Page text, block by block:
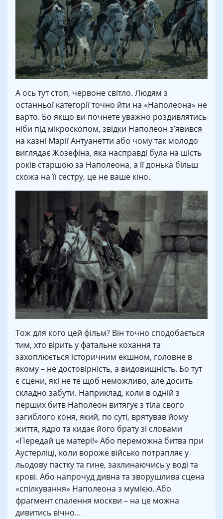
А ось тут стоп, червоне світло. Людям з
останньої категорії точно йти на «Наполеона» не
варто. Бо якщо ви почнете уважно роздивлятись
ніби під мікроскопом, звідки Наполеон з’явився
на казні Марії Антуанетти або чому так молодо
виглядає Жозефіна, яка насправді була на шість
років старшою за Наполеона, а її донька більш
схожа на її сестру, це не ваше кіно.
Тож для кого цей фільм? Він точно сподобається
тим, хто вірить у фатальне кохання та
захоплюється історичним екшном, головне в
якому – не достовірність, а видовищність. Бо тут
є сцени, які не те щоб неможливо, але досить
складно забути. Наприклад, коли в одній з
перших битв Наполеон витягує з тіла свого
загиблого коня, який, по суті, врятував йому
життя, ядро та кидає його брату зі словами
«Передай це матері!» Або переможна битва при
Аустерліці, коли вороже військо потрапляє у
льодову пастку та гине, захлинаючись у воді та
крові. Або напрочуд дивна та зворушлива сцена
«спілкування» Наполеона з мумією. Або
фрагмент спалення москви – на це можна
дивитись вічно…